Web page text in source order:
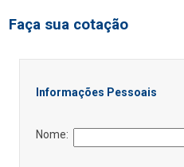
Faça sua cotação
Informações Pessoais
Nome: